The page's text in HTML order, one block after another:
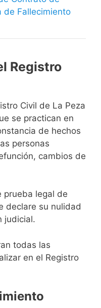
de Fallecimiento
Registro
Civil de La Peza
se practican en
de hechos
personas
cambios de
prueba legal de
declare su nulidad
judicial.
todas las
en el Registro